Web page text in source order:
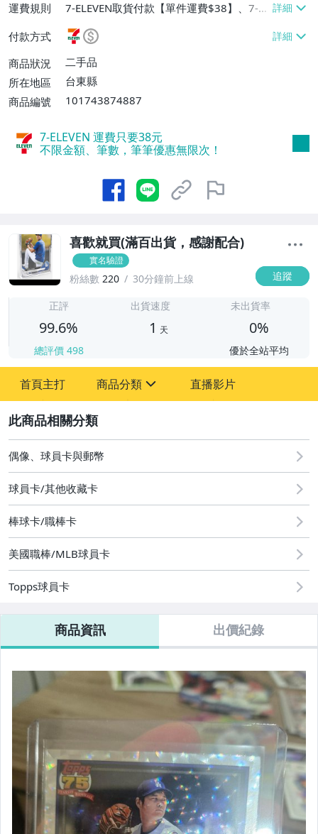
運費規則
7-ELEVEN取貨付款【單件運費$38】、7-EL
EVEN取貨不付款【單件運費$38】
付款方式
商品狀況
二手品
所在地區
台東縣
商品編號
101743874887
7-ELEVEN 運費只要38元
不限金額、筆數，筆筆優惠無限次！
喜歡就買(滿百出貨，感謝配合)
實名驗證
粉絲數 220 30分鐘前上線 追蹤
正評
99.6%
總評價 498
出貨速度
1 天
未出貨率
0%
優於全站平均
首頁主打 商品分類
玩具、模型與公仔
偶像、球員卡與郵幣
直播影片
偶像、球員卡與郵幣
球員卡/其他收藏卡
棒球卡/職棒卡
美國職棒/MLB球員卡
Topps球員卡
商品資訊 出價紀錄